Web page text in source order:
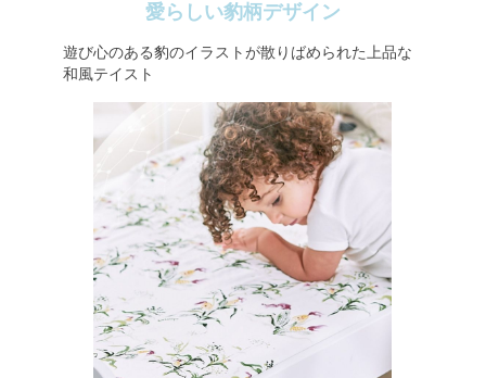
愛らしい豹柄デザイン
遊び心のある豹のイラストが散りばめられた上品な
和風テイスト